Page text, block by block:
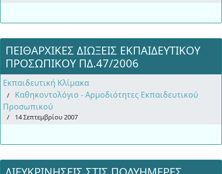
ΠΕΙΘΑΡΧΙΚΕΣ ΔΙΩΞΕΙΣ ΕΚΠΑΙΔΕΥΤΙΚΟΥ
ΠΡΟΣΩΠΙΚΟΥ ΠΔ.47/2006
Εκπαιδευτική Κλίμακα
Καθηκοντολόγιο - Αρμοδιότητες Εκπαιδευτικού
Προσωπικού
14 Σεπτεμβρίου 2007